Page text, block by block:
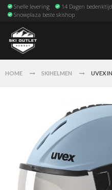
Snelle levering 14 Dagen bedenktijd
Snowplaza beste skishop
HOME SKIHELMEN UVEX